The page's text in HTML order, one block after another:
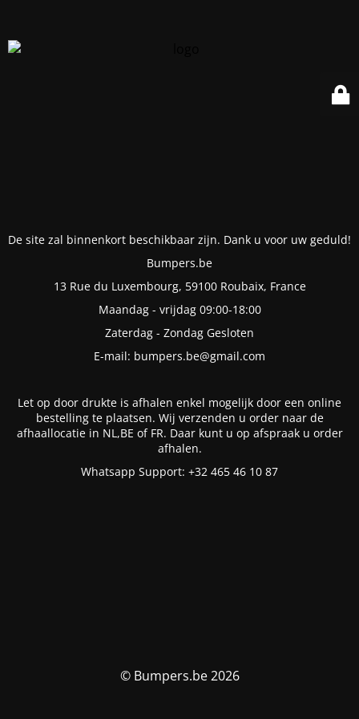
De site zal binnenkort beschikbaar zijn. Dank u voor uw geduld!
Bumpers.be
13 Rue du Luxembourg, 59100 Roubaix, France
Maandag - vrijdag 09:00-18:00
Zaterdag - Zondag Gesloten
E-mail: bumpers.be@gmail.com
Let op door drukte is afhalen enkel mogelijk door een online
bestelling te plaatsen. Wij verzenden u order naar de
afhaallocatie in NL,BE of FR. Daar kunt u op afspraak u order
afhalen.
Whatsapp Support: +32 465 46 10 87
© Bumpers.be 2026